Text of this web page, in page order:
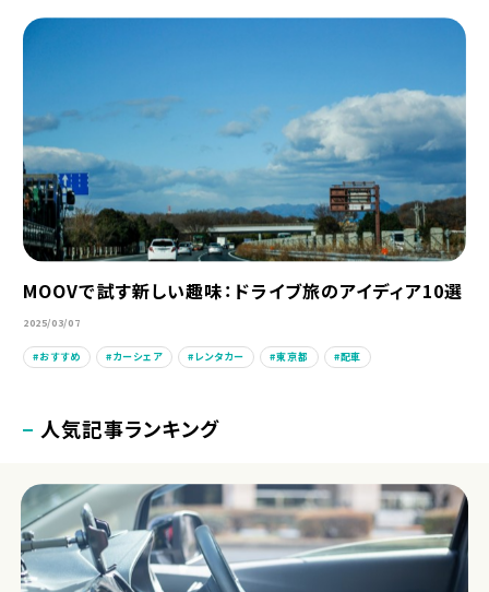
MOOVで試す新しい趣味：ドライブ旅のアイディア10選
2025/03/07
おすすめ カーシェア レンタカー 東京都 配車
人気記事ランキング